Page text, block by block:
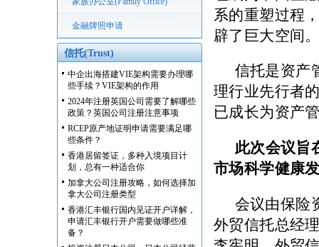
金融牌照申请
信托(Trust)
中企出海搭建VIE架构需要办理哪
些手续？VIE架构的作用
2024年注册英国公司需要了解哪些
政策？英国公司注册注意事项
RCEP原产地证明申请需要满足哪
些条件？
香港居留签证，多种入境项目计
划，总有一种适合你
加拿大公司注册攻略，如何选择加
拿大公司注册类型
香港汇丰银行国内见证开户详解，
申请汇丰银行开户需要做哪些准
备？
系的重塑过程
辟了巨大空间
信托是资产
理行业先行者
已成长为资产
此次会议旨
市场科学健康
会议由保险
外贸信托总经